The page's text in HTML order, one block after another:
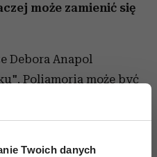
Twoich danych
może zamienić się
Debora Anapol
Poliamoria może być
które kochają seks
dla osób,